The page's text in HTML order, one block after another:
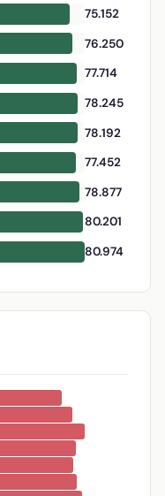
75.152
76.250
77.714
78.245
78.192
77.452
78.877
80.201
80.974